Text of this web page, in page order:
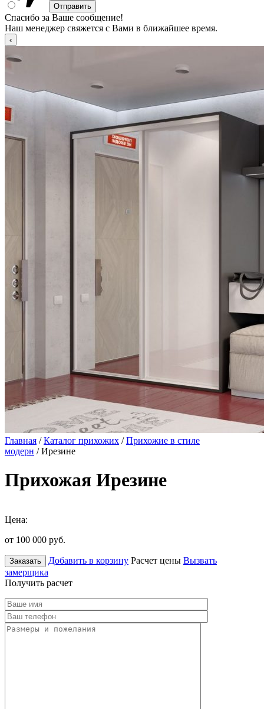
Спасибо за Ваше сообщение!
Наш менеджер свяжется с Вами в ближайшее время.
Главная /Каталог прихожих /Прихожие в стиле
модерн / Ирезине
Прихожая Ирезине
Цена:
от 100 000 руб.
Заказать Добавить в корзину Расчет цены Вызвать
замерщика
Получить расчет